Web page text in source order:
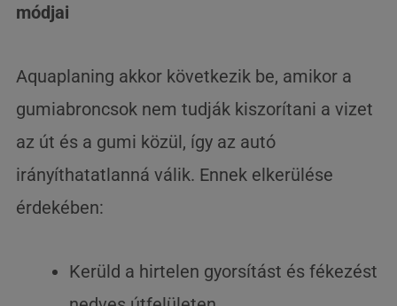
módjai
Aquaplaning akkor következik be, amikor a
gumiabroncsok nem tudják kiszorítani a vizet
az út és a gumi közül, így az autó
irányíthatatlanná válik. Ennek elkerülése
érdekében:
Kerüld a hirtelen gyorsítást és fékezést